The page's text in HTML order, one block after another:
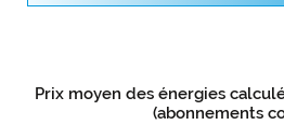
Prix moyen des énergies
(abonnements